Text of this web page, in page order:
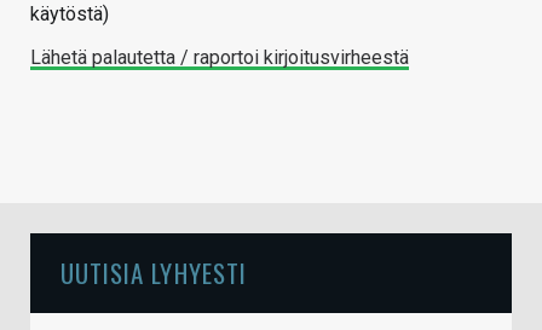
käytöstä)
Lähetä palautetta / raportoi kirjoitusvirheestä
UUTISIA LYHYESTI